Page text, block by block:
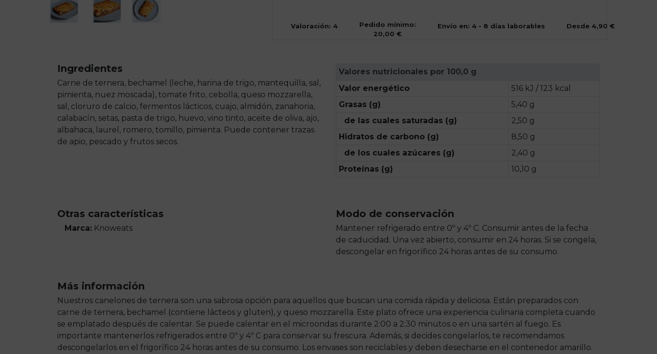
Valoración: 4
Pedido mínimo:
20,00 €
Envío en: 4 - 8 días laborables Desde 4,90 €
Ingredientes
Carne de ternera, bechamel (leche, harina de trigo, mantequilla, sal,
pimienta, nuez moscada), tomate frito, cebolla, queso mozzarella,
sal, cloruro de calcio, fermentos lácticos, cuajo, almidón, zanahoria,
calabacín, setas, pasta de trigo, huevo, vino tinto, aceite de oliva, ajo,
albahaca, laurel, romero, tomillo, pimienta. Puede contener trazas
de apio, pescado y frutos secos.
Valores nutricionales por 100,0 g
Valor energético
516 kJ / 123 kcal
Grasas (g)
5,40 g
de las cuales saturadas (g)
2,50 g
Hidratos de carbono (g)
8,50 g
de los cuales azúcares (g)
2,40 g
Proteínas (g)
10,10 g
Otras características
Marca: Knoweats
Modo de conservación
Mantener refrigerado entre 0º y 4º C. Consumir antes de la fecha
de caducidad. Una vez abierto, consumir en 24 horas. Si se congela,
descongelar en frigorífico 24 horas antes de su consumo.
Más información
Nuestros canelones de ternera son una sabrosa opción para aquellos que buscan una comida rápida y deliciosa. Están preparados con
carne de ternera, bechamel (contiene lácteos y gluten), y queso mozzarella. Este plato ofrece una experiencia culinaria completa cuando
se emplatado después de calentar. Se puede calentar en el microondas durante 2:00 a 2:30 minutos o en una sartén al fuego. Es
importante mantenerlos refrigerados entre 0º y 4º C para conservar su frescura. Además, si decides congelarlos, te recomendamos
descongelarlos en el frigorífico 24 horas antes de su consumo. Los envases son reciclables y deben desecharse en el contenedor amarillo.